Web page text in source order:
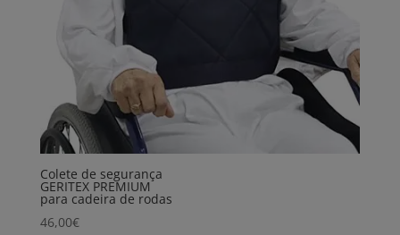
Colete de segurança
GERITEX PREMIUM
para cadeira de rodas
46,00€